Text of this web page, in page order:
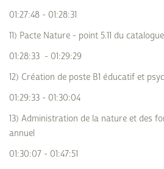
01:27:48 - 01:28:31
11) Pacte Nature - point 5.11 du
01:28:33 - 01:29:29
12) Création de poste B1 éducatif et
01:29:33 - 01:30:04
13) Administration de la nature et des
annuel
01:30:07 - 01:47:51